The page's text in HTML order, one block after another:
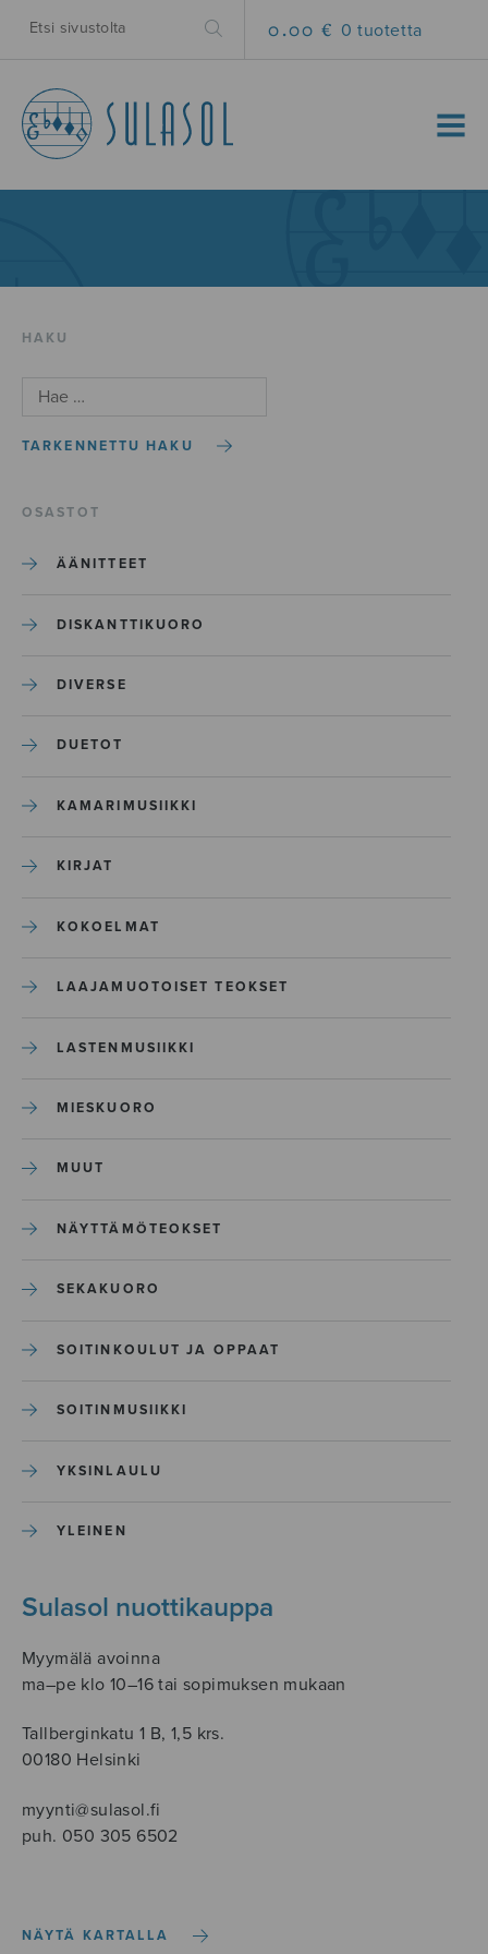
0.00 € 0 tuotetta
MENU
HAKU
TARKENNETTU HAKU
OSASTOT
ÄÄNITTEET
DISKANTTIKUORO
DIVERSE
DUETOT
KAMARIMUSIIKKI
KIRJAT
KOKOELMAT
LAAJAMUOTOISET TEOKSET
LASTENMUSIIKKI
MIESKUORO
MUUT
NÄYTTÄMÖTEOKSET
SEKAKUORO
SOITINKOULUT JA OPPAAT
SOITINMUSIIKKI
YKSINLAULU
YLEINEN
Sulasol nuottikauppa
Myymälä avoinna
ma–pe klo 10–16 tai sopimuksen mukaan
Tallberginkatu 1 B, 1,5 krs.
00180 Helsinki
myynti@sulasol.fi
puh. 050 305 6502
NÄYTÄ KARTALLA